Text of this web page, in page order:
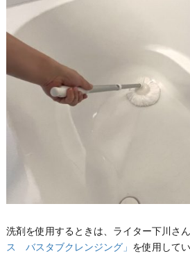
洗剤を使用するときは、ライター下川さ
ス バスタブクレンジング」 を使用してい